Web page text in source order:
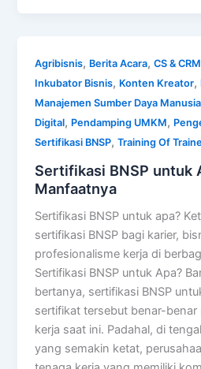
Agribisnis, Berita Acara,CS & CRM
Inkubator Bisnis, Konten Kreator,
Manajemen Sumber Daya Manusia
Digital, Pendamping UMKM,
Sertifikasi BNSP,Training Of
Sertifikasi BNSP untuk
Manfaatnya
Sertifikasi BNSP untuk apa?
sertifikasi BNSP bagi karier,
profesionalisme kerja di
Sertifikasi BNSP untuk Apa?
bertanya, sertifikasi BNSP
sertifikat tersebut benar-
kerja saat ini. Padahal, di
yang semakin ketat,